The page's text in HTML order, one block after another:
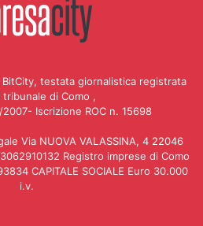
testata giornalistica registrata
tribunale di Como ,
Iscrizione ROC n. 15698
Via NUOVA VALASSINA, 4 22046
Registro imprese di Como
CAPITALE SOCIALE Euro 30.000
i.v.